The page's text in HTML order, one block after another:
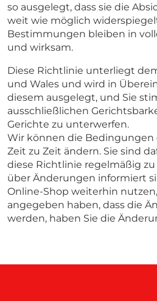
so ausgelegt, dass sie die
weit wie möglich
Bestimmungen bleiben in
und wirksam.
Diese Richtlinie unterliegt
und Wales und wird in
diesem ausgelegt, und Sie
ausschließlichen
Gerichte zu unterwerfen.
Wir können die Bedingungen
Zeit zu Zeit ändern. Sie sind
diese Richtlinie regelmäßig
über Änderungen informiert
Online-Shop weiterhin
angegeben haben, dass die
werden, haben Sie die